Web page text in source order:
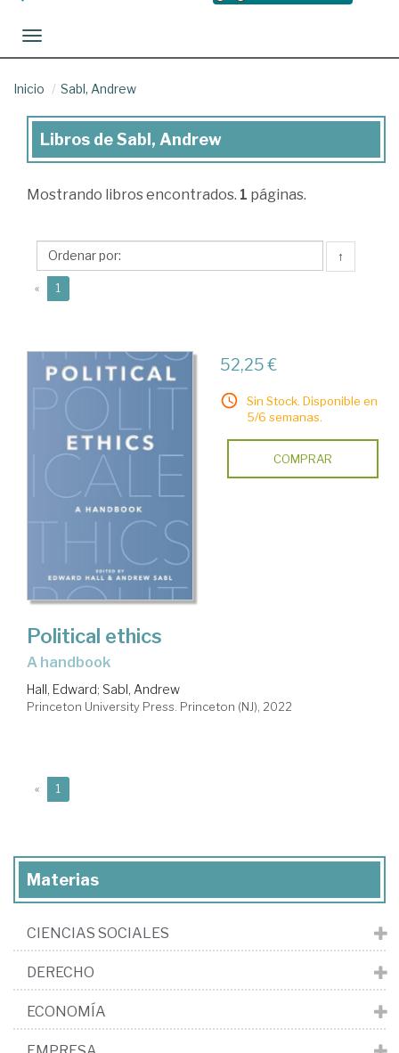
Toggle navigation
Inicio Sabl, Andrew
Libros
Sabl,
Libros de Sabl, Andrew
Mostrando libros encontrados. 1 páginas.
↑
« 1
52,25 €
Sin Stock. Disponible en
5/6 semanas.
COMPRAR
Political ethics
a handbook
Hall, Edward; Sabl, Andrew
Princeton University Press. Princeton (NJ), 2022
« 1
Materias
CIENCIAS SOCIALES
DERECHO
ECONOMÍA